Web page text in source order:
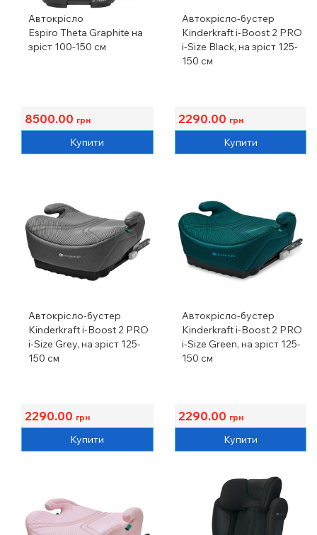
Автокрісло
Espiro Theta Graphite на
зріст 100-150 см
8500.00 грн
Купити
Автокрісло-бустер
Kinderkraft i-Boost 2 PRO
i-Size Black, на зріст 125-
150 см
2290.00 грн
Купити
Автокрісло-бустер
Kinderkraft i-Boost 2 PRO
i-Size Grey, на зріст 125-
150 см
2290.00 грн
Купити
Автокрісло-бустер
Kinderkraft i-Boost 2 PRO
i-Size Green, на зріст 125-
150 см
2290.00 грн
Купити